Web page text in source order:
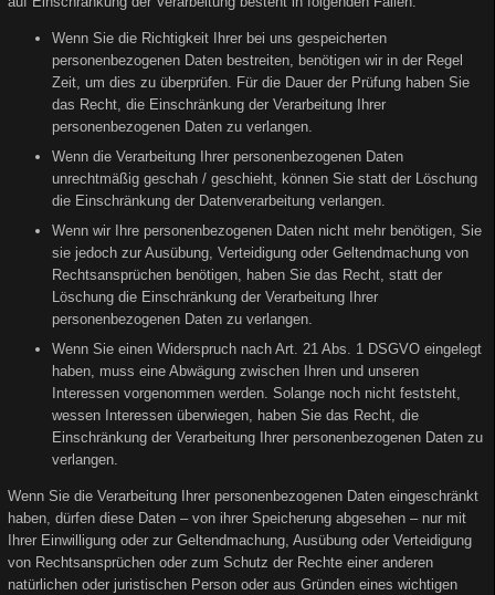
Wenn Sie die Richtigkeit Ihrer bei uns gespeicherten
personenbezogenen Daten bestreiten, benötigen wir in der Regel
Zeit, um dies zu überprüfen. Für die Dauer der Prüfung haben Sie
das Recht, die Einschränkung der Verarbeitung Ihrer
personenbezogenen Daten zu verlangen.
Wenn die Verarbeitung Ihrer personenbezogenen Daten
unrechtmäßig geschah / geschieht, können Sie statt der Löschung
die Einschränkung der Datenverarbeitung verlangen.
Wenn wir Ihre personenbezogenen Daten nicht mehr benötigen, Sie
sie jedoch zur Ausübung, Verteidigung oder Geltendmachung von
Rechtsansprüchen benötigen, haben Sie das Recht, statt der
Löschung die Einschränkung der Verarbeitung Ihrer
personenbezogenen Daten zu verlangen.
Wenn Sie einen Widerspruch nach Art. 21 Abs. 1 DSGVO eingelegt
haben, muss eine Abwägung zwischen Ihren und unseren
Interessen vorgenommen werden. Solange noch nicht feststeht,
wessen Interessen überwiegen, haben Sie das Recht, die
Einschränkung der Verarbeitung Ihrer personenbezogenen Daten zu
verlangen.
Wenn Sie die Verarbeitung Ihrer personenbezogenen Daten eingeschränkt
haben, dürfen diese Daten – von ihrer Speicherung abgesehen – nur mit
Ihrer Einwilligung oder zur Geltendmachung, Ausübung oder Verteidigung
von Rechtsansprüchen oder zum Schutz der Rechte einer anderen
natürlichen oder juristischen Person oder aus Gründen eines wichtigen